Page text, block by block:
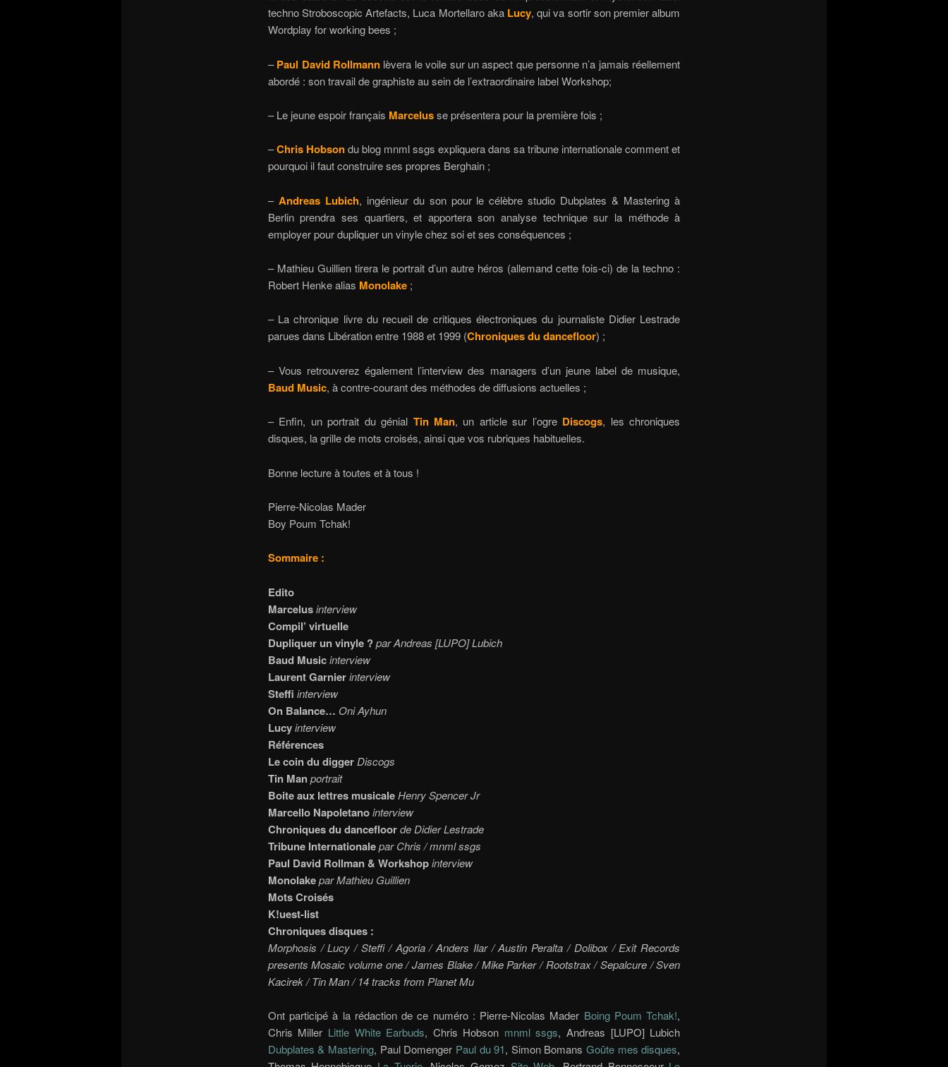
techno Stroboscopic Artefacts, Luca Mortellaro aka Lucy, qui va sortir son premier album
Wordplay for working bees ;
–Paul David Rollmann lèvera le voile sur un aspect que personne n’a jamais réellement
abordé : son travail de graphiste au sein de l’extraordinaire label Workshop;
– Le jeune espoir français Marcelusse présentera pour la première fois ;
–Chris Hobsondu blog mnml ssgs expliquera dans sa tribune internationale comment et
pourquoi il faut construire ses propres Berghain ;
– Andreas Lubich, ingénieur du son pour le célèbre studio Dubplates & Mastering à
Berlin prendra ses quartiers, et apportera son analyse technique sur la méthode à
employer pour dupliquer un vinyle chez soi et ses conséquences ;
– Mathieu Guillien tirera le portrait d’un autre héros (allemand cette fois-ci) de la techno :
Robert Henke alias Monolake;
– La chronique livre du recueil de critiques électroniques du journaliste Didier Lestrade
parues dans Libération entre 1988 et 1999 (Chroniques du dancefloor) ;
– Vous retrouverez également l’interview des managers d’un jeune label de musique,
Baud Music, à contre-courant des méthodes de diffusions actuelles ;
– Enfin, un portrait du génial Tin Man, un article sur l’ogre Discogs, les chroniques
disques, la grille de mots croisés, ainsi que vos rubriques habituelles.
Bonne lecture à toutes et à tous !
Pierre-Nicolas Mader
Boy Poum Tchak!
Sommaire :
Edito
Marcelusinterview
Compil’ virtuelle
Dupliquer un vinyle ?par Andreas [LUPO] Lubich
Baud Musicinterview
Laurent Garnierinterview
Steffi interview
On Balance… Oni Ayhun
Lucyinterview
Références
Le coin du digger Discogs
Tin Manportrait
Boite aux lettres musicaleHenry Spencer Jr
Marcello Napoletanointerview
Chroniques du dancefloorde Didier Lestrade
Tribune Internationalepar Chris / mnml ssgs
Paul David Rollman & Workshopinterview
Monolakepar Mathieu Guillien
Mots Croisés
K!uest-list
Chroniques disques :
Morphosis / Lucy / Steffi / Agoria / Anders Ilar / Austin Peralta / Dolibox / Exit Records
presents Mosaic volume one / James Blake / Mike Parker / Rootstrax / Sepalcure / Sven
Kacirek / Tin Man / 14 tracks from Planet Mu
Ont participé à la rédaction de ce numéro : Pierre-Nicolas Mader Boing Poum Tchak!,
Chris Miller Little White Earbuds, Chris Hobson mnml ssgs, Andreas [LUPO] Lubich
Dubplates & Mastering, Paul Domenger Paul du 91, Simon Bomans Goûte mes disques,